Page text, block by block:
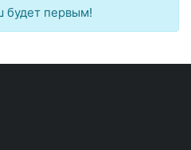
будет первым!